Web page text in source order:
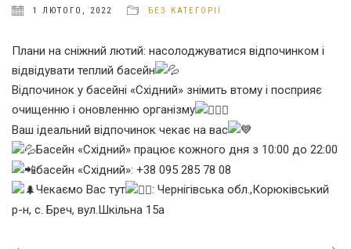
1 ЛЮТОГО, 2022 БЕЗ КАТЕГОРІЇ
Плани на сніжний лютий: насолоджуватися відпочинком і
відвідувати теплий басейн
Відпочинок у басейні «Східний» знімить втому і посприяє
очищенню і оновленню організму
Ваш ідеальний відпочинок чекає на вас
Басейн «Східний» працює кожного дня з 10:00 до 22:00
басейн «Східний»: +38 095 285 78 08
Чекаємо Вас тут
: Чернігівська обл.,Корюківський
р-н, с. Бреч, вул.Шкільна 15a